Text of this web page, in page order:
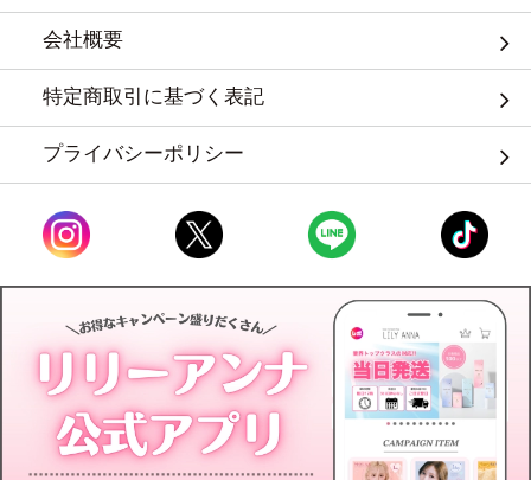
会社概要
特定商取引に基づく表記
プライバシーポリシー